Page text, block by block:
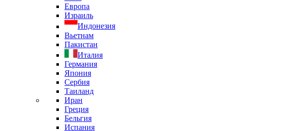
Европа
Израиль
Индонезия
Вьетнам
Пакистан
Италия
Германия
Япония
Сербия
Таиланд
Иран
Греция
Бельгия
Испания